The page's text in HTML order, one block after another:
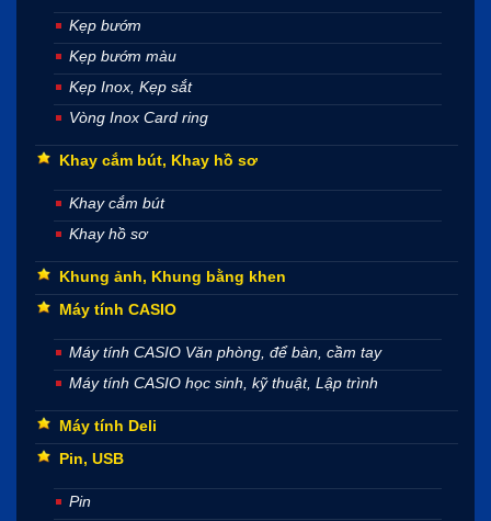
Kẹp bướm
Kẹp bướm màu
Kẹp Inox, Kẹp sắt
Vòng Inox Card ring
Khay cắm bút, Khay hồ sơ
Khay cắm bút
Khay hồ sơ
Khung ảnh, Khung bằng khen
Máy tính CASIO
Máy tính CASIO Văn phòng, để bàn, cầm tay
Máy tính CASIO học sinh, kỹ thuật, Lập trình
Máy tính Deli
Pin, USB
Pin